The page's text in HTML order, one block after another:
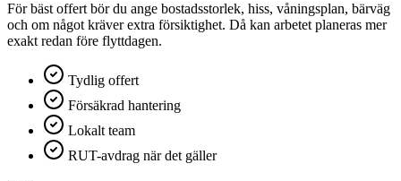
För bäst offert bör du ange bostadsstorlek, hiss, våningsplan, bärväg
och om något kräver extra försiktighet. Då kan arbetet planeras mer
exakt redan före flyttdagen.
Tydlig offert
Försäkrad hantering
Lokalt team
RUT-avdrag när det gäller